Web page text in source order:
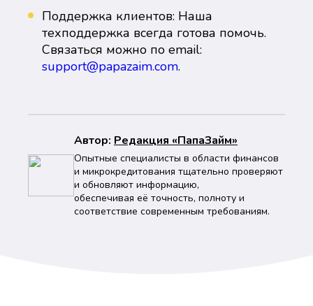
Поддержка клиентов: Наша
техподдержка всегда готова помочь.
Связаться можно по email:
support@papazaim.com.
Автор: Peдaкция «ПапаЗайм»
Опытные специалисты в области финансов
и микрокредитования тщательно проверяют
и обновляют информацию,
обеспечивая её точность, полноту и
соответствие современным требованиям.